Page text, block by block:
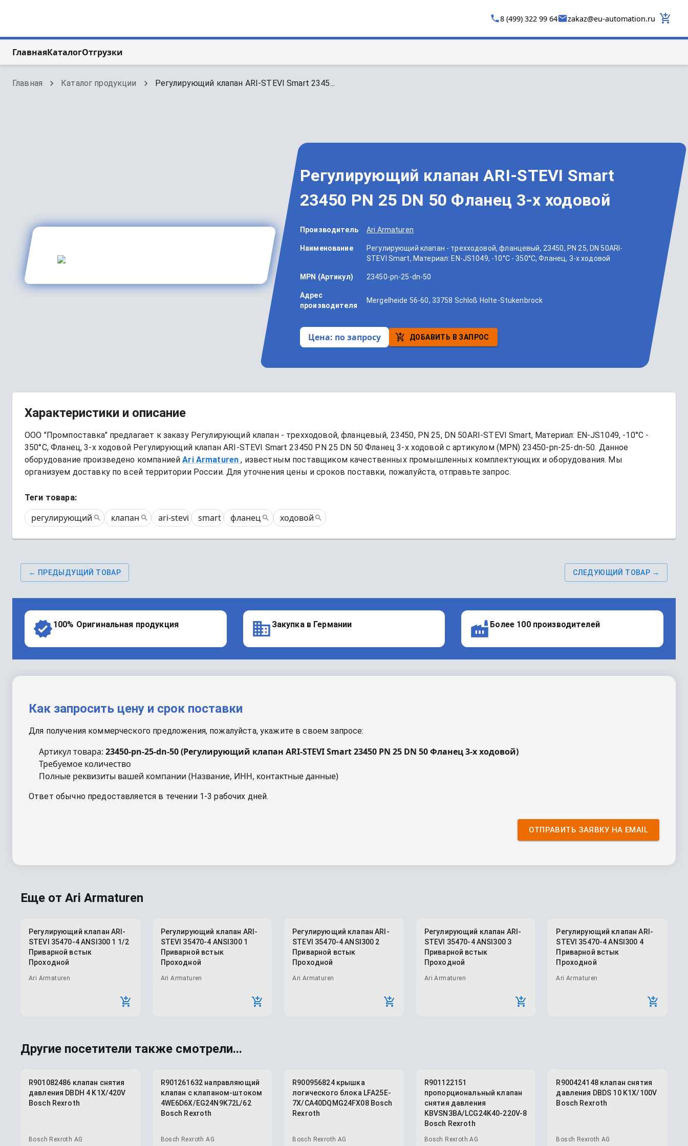
8 (499) 322 99 64 zakaz@eu-automation.ru
ГлавнаяКаталогОтгрузки
Главная Каталог продукции Регулирующий клапан ARI-STEVI Smart 2345...
Регулирующий клапан ARI-STEVI Smart
23450 PN 25 DN 50 Фланец 3-х ходовой
Производитель Ari Armaturen
Наименование
Регулирующий клапан - трехходовой, фланцевый, 23450, PN 25, DN 50ARI-
STEVI Smart, Материал: EN-JS1049, -10°C - 350°C, Фланец, 3-х ходовой
MPN (Артикул) 23450-pn-25-dn-50
Адрес
производителя
Mergelheide 56-60, 33758 Schloß Holte-Stukenbrock
Цена: по запросу ДОБАВИТЬ В ЗАПРОС
Характеристики и описание
ООО "Промпоставка" предлагает к заказу Регулирующий клапан - трехходовой, фланцевый, 23450, PN 25, DN 50ARI-STEVI Smart, Материал: EN-JS1049, -10°C -
350°C, Фланец, 3-х ходовой Регулирующий клапан ARI-STEVI Smart 23450 PN 25 DN 50 Фланец 3-х ходовой с артикулом (MPN) 23450-pn-25-dn-50. Данное
оборудование произведено компанией Ari Armaturen , известным поставщиком качественных промышленных комплектующих и оборудования. Мы
организуем доставку по всей территории России. Для уточнения цены и сроков поставки, пожалуйста, отправьте запрос.
Теги товара:
регулирующий клапан ari-stevi smart фланец ходовой
← ПРЕДЫДУЩИЙ ТОВАР СЛЕДУЮЩИЙ ТОВАР →
100% Оригинальная продукция Закупка в Германии Более 100 производителей
Как запросить цену и срок поставки
Для получения коммерческого предложения, пожалуйста, укажите в своем запросе:
Артикул товара: 23450-pn-25-dn-50(Регулирующий клапан ARI-STEVI Smart 23450 PN 25 DN 50 Фланец 3-х ходовой)
Требуемое количество
Полные реквизиты вашей компании (Название, ИНН, контактные данные)
Ответ обычно предоставляется в течении 1-3 рабочих дней.
ОТПРАВИТЬ ЗАЯВКУ НА EMAIL
Еще от Ari Armaturen
Регулирующий клапан ARI-
STEVI 35470-4 ANSI300 1 1/2
Приварной встык
Проходной
Ari Armaturen
Регулирующий клапан ARI-
STEVI 35470-4 ANSI300 1
Приварной встык
Проходной
Ari Armaturen
Регулирующий клапан ARI-
STEVI 35470-4 ANSI300 2
Приварной встык
Проходной
Ari Armaturen
Регулирующий клапан ARI-
STEVI 35470-4 ANSI300 3
Приварной встык
Проходной
Ari Armaturen
Регулирующий клапан ARI-
STEVI 35470-4 ANSI300 4
Приварной встык
Проходной
Ari Armaturen
Другие посетители также смотрели...
R901082486 клапан снятия
давления DBDH 4 K1X/420V
Bosch Rexroth
Bosch Rexroth AG
R901261632 направляющий
клапан с клапаном-штоком
4WE6D6X/EG24N9K72L/62
Bosch Rexroth
Bosch Rexroth AG
R900956824 крышка
логического блока LFA25E-
7X/CA40DQMG24FX08 Bosch
Rexroth
Bosch Rexroth AG
R901122151
пропорциональный клапан
снятия давления
KBVSN3BA/LCG24K40-220V-8
Bosch Rexroth
Bosch Rexroth AG
R900424148 клапан снятия
давления DBDS 10 K1X/100V
Bosch Rexroth
Bosch Rexroth AG